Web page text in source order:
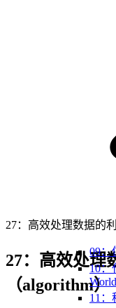
09
10：
11
27：高效处理数据的
27：高效处
（algorithm）